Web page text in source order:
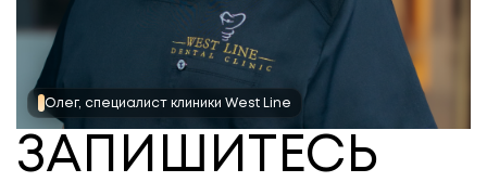
ЗАПИШИТЕСЬ
Олег, специалист клиники West Line